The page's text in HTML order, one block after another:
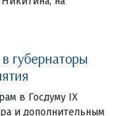
губернаторы
в Госдуму IX
и дополнительным